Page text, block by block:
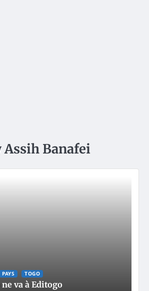
Assih Banafei
PAYS TOGO
va à Editogo